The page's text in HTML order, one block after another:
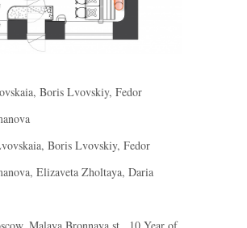
Boris Lvovskiy, Fedor
Boris Lvovskiy, Fedor
Elizaveta Zholtaya, Daria